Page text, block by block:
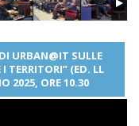
URBAN@IT SULLE
I TERRITORI” (ED. LL
2025, ORE 10.30